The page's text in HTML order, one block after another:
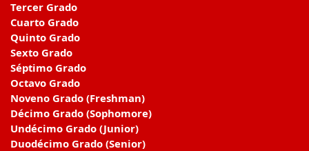
Tercer Grado
Cuarto Grado
Quinto Grado
Sexto Grado
Séptimo Grado
Octavo Grado
Noveno Grado (Freshman)
Décimo Grado (Sophomore)
Undécimo Grado (Junior)
Duodécimo Grado (Senior)